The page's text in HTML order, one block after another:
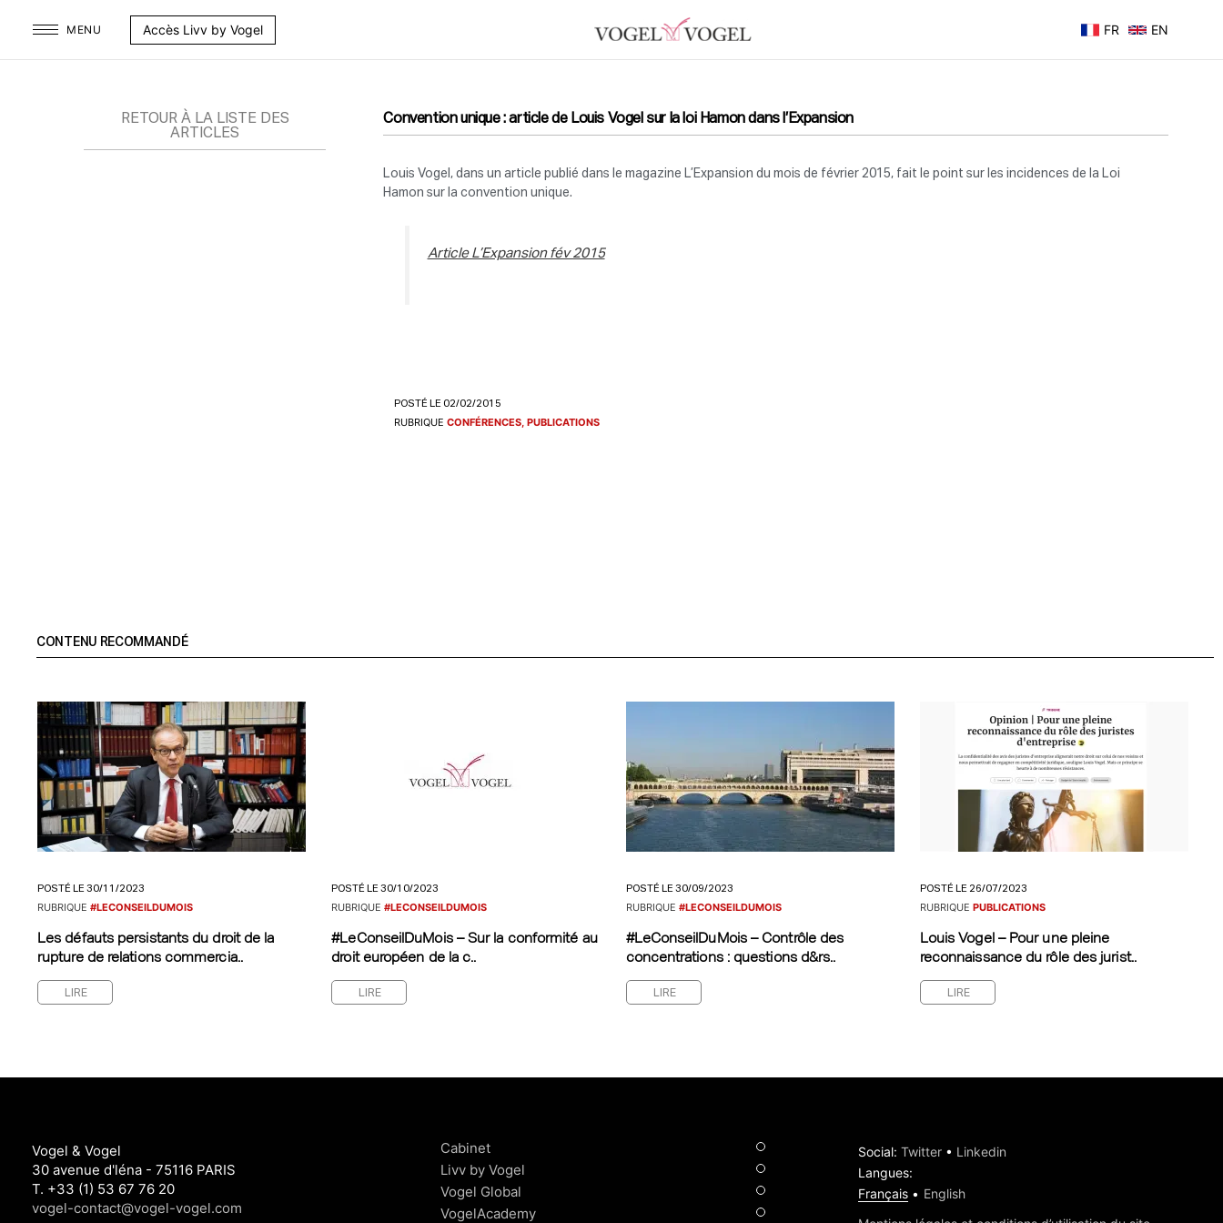
MENU Accès Livv by Vogel FR EN
RETOUR À LA LISTE DES
ARTICLES
Convention unique : article de Louis Vogel sur la loi Hamon dans l’Expansion
Louis Vogel, dans un article publié dans le magazine L’Expansion du mois de février 2015, fait le point sur les incidences de la Loi
Hamon sur la convention unique.
Article L’Expansion fév 2015
POSTÉ LE 02/02/2015
RUBRIQUECONFÉRENCES, PUBLICATIONS
CONTENU RECOMMANDÉ
POSTÉ LE 30/11/2023
RUBRIQUE #LECONSEILDUMOIS
Les défauts persistants du droit de la
rupture de relations commercia..
LIRE
POSTÉ LE 30/10/2023
RUBRIQUE#LECONSEILDUMOIS
#LeConseilDuMois – Sur la conformité au
droit européen de la c..
LIRE
POSTÉ LE 30/09/2023
RUBRIQUE #LECONSEILDUMOIS
#LeConseilDuMois – Contrôle des
concentrations : questions d&rs..
LIRE
POSTÉ LE 26/07/2023
RUBRIQUE PUBLICATIONS
Louis Vogel – Pour une pleine
reconnaissance du rôle des jurist..
LIRE
Vogel & Vogel
30 avenue d'léna - 75116 PARIS
T. +33 (1) 53 67 76 20
vogel-contact@vogel-vogel.com
Cabinet
Livv by Vogel
Vogel Global
VogelAcademy
Social: Twitter• Linkedin
Langues:
Français
English